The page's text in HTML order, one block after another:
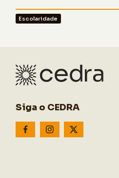
Escolaridade
Siga o CEDRA